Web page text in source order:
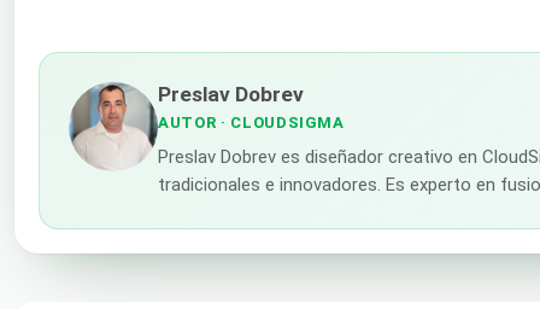
Preslav Dobrev
AUTOR · CLOUDSIGMA
Preslav Dobrev es diseñador creativo en
tradicionales e innovadores. Es experto en